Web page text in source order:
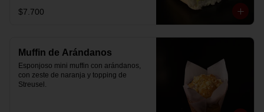
$7.700
Muffin de Arándanos
Esponjoso mini muffin con arándanos,
con zeste de naranja y topping de
Streusel.